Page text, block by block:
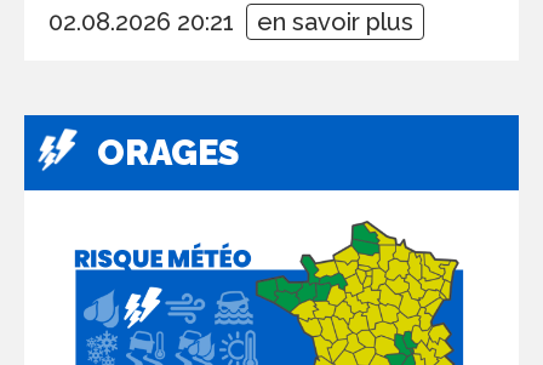
02.08.2026 20:21 en savoir plus
ORAGES